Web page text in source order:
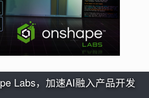
Labs，加速AI融入产品开发